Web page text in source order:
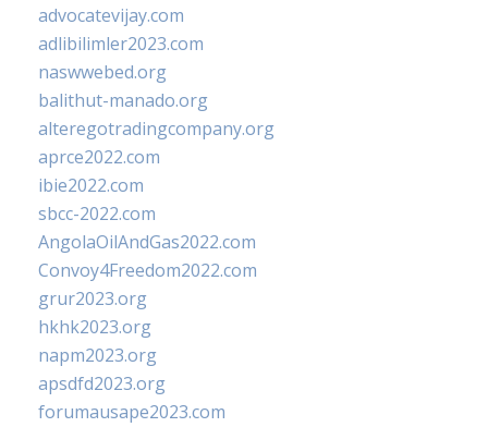
advocatevijay.com
adlibilimler2023.com
naswwebed.org
balithut-manado.org
alteregotradingcompany.org
aprce2022.com
ibie2022.com
sbcc-2022.com
AngolaOilAndGas2022.com
Convoy4Freedom2022.com
grur2023.org
hkhk2023.org
napm2023.org
apsdfd2023.org
forumausape2023.com